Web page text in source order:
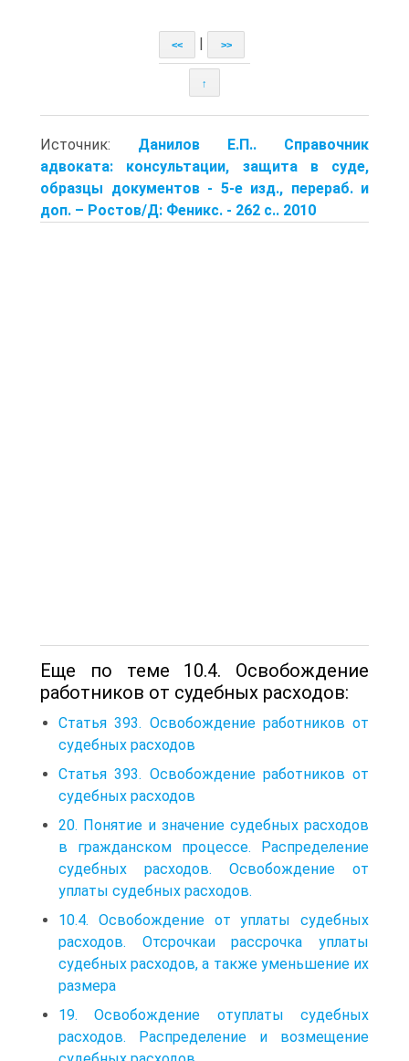
<< >>
↑
Источник: Данилов Е.П.. Справочник
адвоката: консультации, защита в суде,
образцы документов - 5-е изд., перераб. и
доп. – Ростов/Д: Феникс. - 262 с.. 2010
Еще по теме 10.4. Освобождение
работников от судебных расходов:
Статья 393. Освобождение работников от
судебных расходов
Статья 393. Освобождение работников от
судебных расходов
20. Понятие и значение судебных расходов
в гражданском процессе. Распределение
судебных расходов. Освобождение от
уплаты судебных расходов.
10.4. Освобождение от уплаты судебных
расходов. Отсрочкаи рассрочка уплаты
судебных расходов, а также уменьшение их
размера
19. Освобождение отуплаты судебных
расходов. Распределение и возмещение